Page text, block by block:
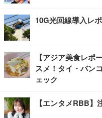
10G光回線導入レポ
【アジア美食レポ
スメ！タイ・バン
ェック
【エンタメRBB